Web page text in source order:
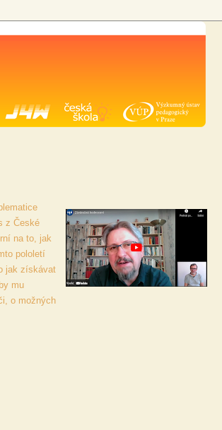
z České
na to, jak
pololetí
jak získávat
mu
o možných